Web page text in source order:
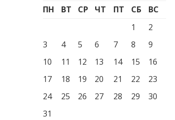
ПН ВТ СР ЧТ ПТ СБ
ВС
1
2
3
4 5 6 7 8
9
10
11 12 13 14 15
16
17
18 19 20 21 22
23
24
25 26 27 28 29
30
31